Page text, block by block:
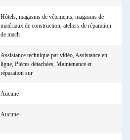
Hôtels, magasins de vêtements, magasins de
matériaux de construction, ateliers de réparation
de mach
Assistance technique par vidéo, Assistance en
ligne, Pièces détachées, Maintenance et
réparation sur
Aucune
Aucune